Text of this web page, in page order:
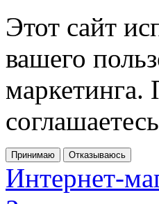
Этот сайт
вашего
маркетинга.
Принимаю Отказываюсь
Интернет-